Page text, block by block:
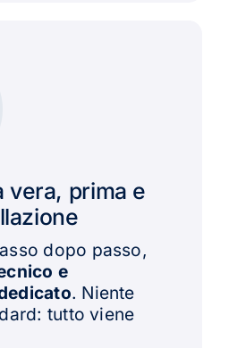
vera, prima e
dopo passo,
e
. Niente
tutto viene